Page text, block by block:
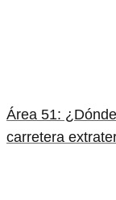
Área 51:
carretera